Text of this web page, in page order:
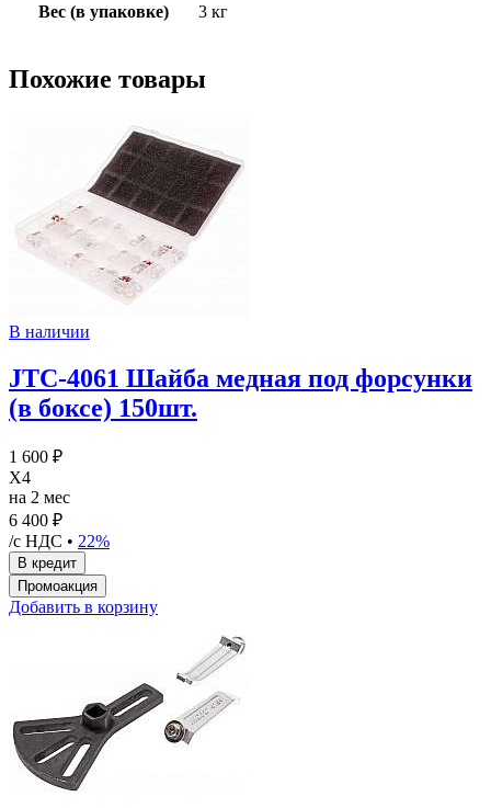
Вес (в упаковке) 3 кг
Похожие товары
В наличии
JTC-4061 Шайба медная под форсунки
(в боксе) 150шт.
1 600 ₽
X4
на 2 мес
6 400 ₽
/с НДС • 22%
Добавить в корзину